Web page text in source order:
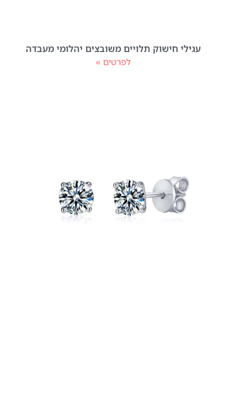
עגילי חישוק תלויים משובצים יהלומי מעבדה
לפרטים »